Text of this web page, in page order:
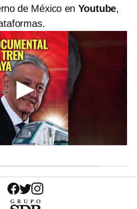
de México en Youtube,